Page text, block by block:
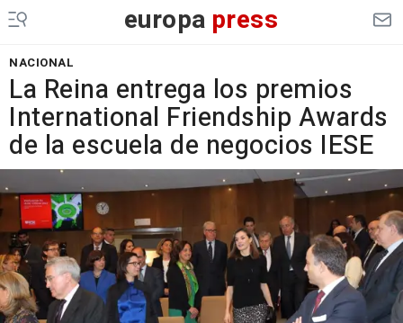
europa press
NACIONAL
La Reina entrega los premios
International Friendship Awards
de la escuela de negocios IESE